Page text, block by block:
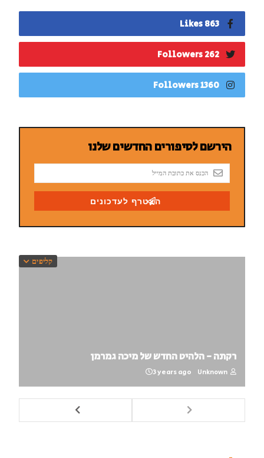
863 Likes
262 Followers
1360 Followers
קליפים
רקתה - הלהיט החדש של מיכה גמרמן
Unknown
3 years ago